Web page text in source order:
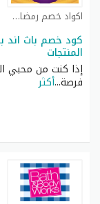
اكواد خصم رمضان كوبون
المنتجات
إذا كنت من محبي
فرصة...أكثر